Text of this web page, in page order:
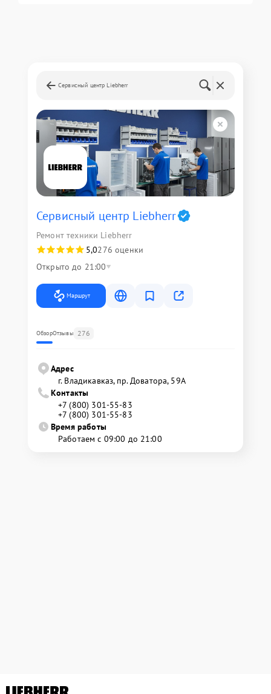
Сервисный центр Liebherr
Сервисный центр Liebherr
Ремонт техники Liebherr
5,0276 оценки
Открыто до 21:00
Маршрут
ОбзорОтзывы 276
Адрес
г. Владикавказ, пр. Доватора, 59А
Контакты
+7 (800) 301-55-83
+7 (800) 301-55-83
Время работы
Работаем с 09:00 до 21:00